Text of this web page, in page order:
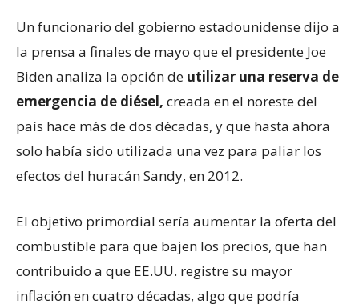
Un funcionario del gobierno estadounidense dijo a
la prensa a finales de mayo que el presidente Joe
Biden analiza la opción de utilizar una reserva de
emergencia de diésel, creada en el noreste del
país hace más de dos décadas, y que hasta ahora
solo había sido utilizada una vez para paliar los
efectos del huracán Sandy, en 2012.
El objetivo primordial sería aumentar la oferta del
combustible para que bajen los precios, que han
contribuido a que EE.UU. registre su mayor
inflación en cuatro décadas, algo que podría